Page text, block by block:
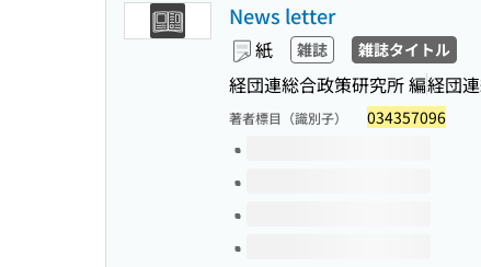
News letter
紙 雑誌 雑誌タイトル
経団連総合政策研究所 編経団
著者標目（識別子） 034357096
このタイトルの巻号